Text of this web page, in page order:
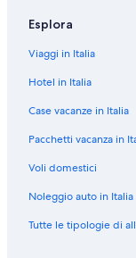
g
e
n
t
e
e
t
n
a
Esplora
Viaggi in Italia
Hotel in Italia
Case vacanze in Italia
Pacchetti vacanza in
Voli domestici
Noleggio auto in Italia
Tutte le tipologie di